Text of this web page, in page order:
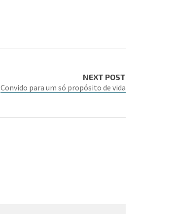
NEXT POST
Convido para um só propósito de vida